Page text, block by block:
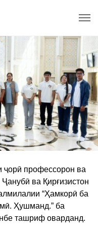
ҷорӣ профессорон ва
ва Қирғизистон
“Ҳамкорӣ ба
Ҳушманд.” ба
ташриф оварданд.